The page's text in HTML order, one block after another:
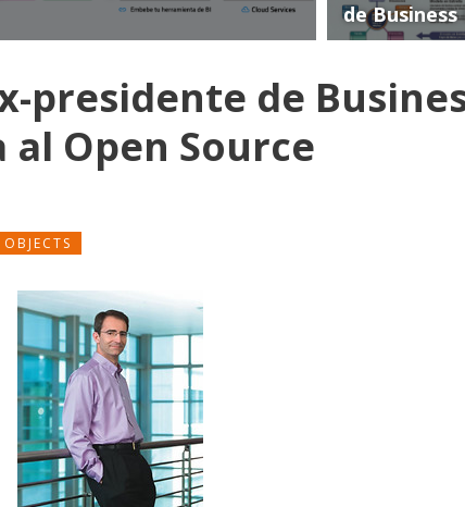
de
presidente de
al Open Source